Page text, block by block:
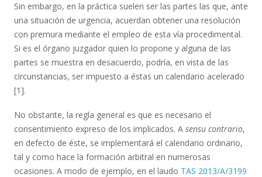
Sin embargo, en la práctica suelen ser las partes las que, ante
una situación de urgencia, acuerdan obtener una resolución
con premura mediante el empleo de esta vía procedimental.
Si es el órgano juzgador quien lo propone y alguna de las
partes se muestra en desacuerdo, podría, en vista de las
circunstancias, ser impuesto a éstas un calendario acelerado
[1].
No obstante, la regla general es que es necesario el
consentimiento expreso de los implicados. A sensu contrario,
en defecto de éste, se implementará el calendario ordinario,
tal y como hace la formación arbitral en numerosas
ocasiones. A modo de ejemplo, en el laudo TAS 2013/A/3199